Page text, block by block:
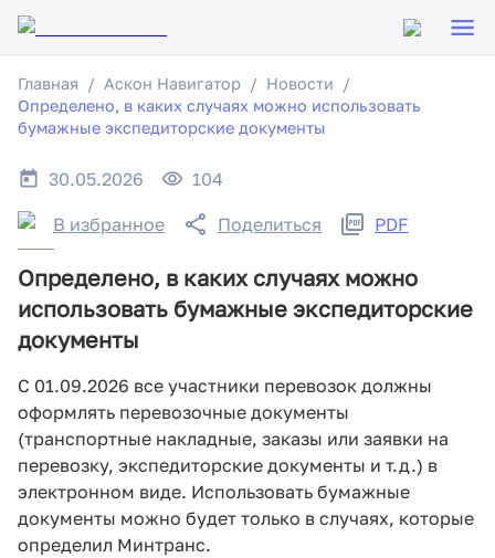
Главная Аскон Навигатор
Новости
Определено, в каких случаях можно использовать
бумажные экспедиторские документы
30.05.2026 104
В избранное Поделиться PDF
Определено, в каких случаях можно
использовать бумажные экспедиторские
документы
С 01.09.2026 все участники перевозок должны
оформлять перевозочные документы
(транспортные накладные, заказы или заявки на
перевозку, экспедиторские документы и т.д.) в
электронном виде. Использовать бумажные
документы можно будет только в случаях, которые
определил Минтранс.